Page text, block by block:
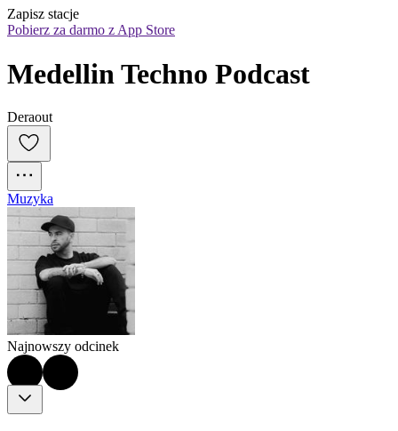
Zapisz stacje
Pobierz za darmo z App Store
Medellin Techno Podcast
Deraout
Muzyka
Najnowszy odcinek